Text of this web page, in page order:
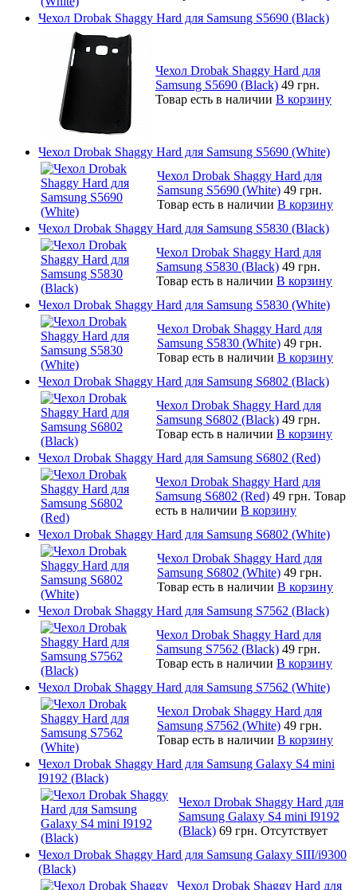
Чехол Drobak Shaggy Hard для Samsung S5690 (Black)
Чехол Drobak Shaggy Hard для
Samsung S5690 (Black) 49 грн.
Товар есть в наличии В корзину
Чехол Drobak Shaggy Hard для Samsung S5690 (White)
Чехол Drobak Shaggy Hard для
Samsung S5690 (White) 49 грн.
Товар есть в наличии В корзину
Чехол Drobak Shaggy Hard для Samsung S5830 (Black)
Чехол Drobak Shaggy Hard для
Samsung S5830 (Black) 49 грн.
Товар есть в наличии В корзину
Чехол Drobak Shaggy Hard для Samsung S5830 (White)
Чехол Drobak Shaggy Hard для
Samsung S5830 (White) 49 грн.
Товар есть в наличии В корзину
Чехол Drobak Shaggy Hard для Samsung S6802 (Black)
Чехол Drobak Shaggy Hard для
Samsung S6802 (Black) 49 грн.
Товар есть в наличии В корзину
Чехол Drobak Shaggy Hard для Samsung S6802 (Red)
Чехол Drobak Shaggy Hard для
Samsung S6802 (Red) 49 грн. Товар
есть в наличии В корзину
Чехол Drobak Shaggy Hard для Samsung S6802 (White)
Чехол Drobak Shaggy Hard для
Samsung S6802 (White) 49 грн.
Товар есть в наличии В корзину
Чехол Drobak Shaggy Hard для Samsung S7562 (Black)
Чехол Drobak Shaggy Hard для
Samsung S7562 (Black) 49 грн.
Товар есть в наличии В корзину
Чехол Drobak Shaggy Hard для Samsung S7562 (White)
Чехол Drobak Shaggy Hard для
Samsung S7562 (White) 49 грн.
Товар есть в наличии В корзину
Чехол Drobak Shaggy Hard для Samsung Galaxy S4 mini
I9192 (Black)
Чехол Drobak Shaggy Hard для
Samsung Galaxy S4 mini I9192
(Black) 69 грн. Отсутствует
Чехол Drobak Shaggy Hard для Samsung Galaxy SIII/i9300
(Black)
Чехол Drobak Shaggy Hard для